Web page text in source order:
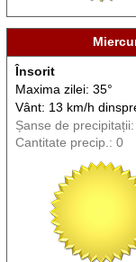
Însorit
Maxima zilei: 35°
Vânt: 13 km/h din
Șanse de precipitații:
Cantitate precip.: 0